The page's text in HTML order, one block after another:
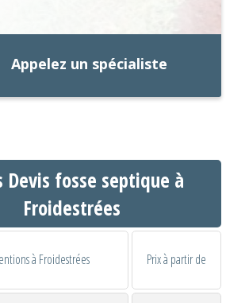
Appelez un spécialiste
Devis fosse septique à
Froidestrées
à Froidestrées Prix à partir de